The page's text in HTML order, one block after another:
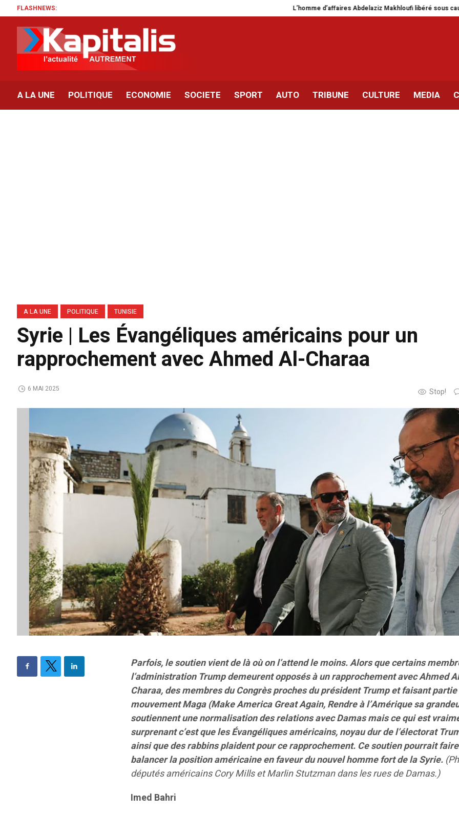
FLASHNEWS: L’homme d’affaires Abdelaziz Makhloufi libéré sous caution
A LA UNE POLITIQUE ECONOMIE SOCIETE SPORT AUTO TRIBUNE CULTURE MEDIA
A LA UNE POLITIQUE TUNISIE
Syrie | Les Évangéliques américains pour un
rapprochement avec Ahmed Al-Charaa
Stop!
6 MAI 2025
Parfois, le soutien vient de là où on l’attend le moins. Alors que certains
l’administration Trump demeurent opposés à un rapprochement avec Ahmed
Charaa, des membres du Congrès proches du président Trump et faisant
mouvement Maga (Make America Great Again, Rendre à l’Amérique sa
soutiennent une normalisation des relations avec Damas mais ce qui est
surprenant c’est que les Évangéliques américains, noyau dur de l’électorat
ainsi que des rabbins plaident pour ce rapprochement. Ce soutien pourrait faire
balancer la position américaine en faveur du nouvel homme fort de la Syrie.
députés américains Cory Mills et Marlin Stutzman dans les rues de Damas.)
Imed Bahri